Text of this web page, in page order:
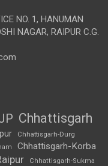
NO. 1, HANUMAN
NAGAR, RAIPUR C.G.
Chhattisgarh
Chhattisgarh-Durg
Chhattisgarh-Korba
Chhattisgarh-Sukma